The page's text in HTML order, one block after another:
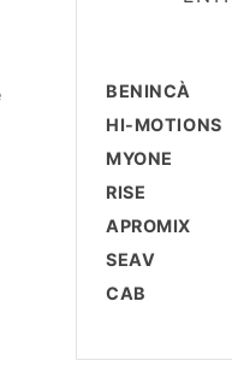
BENINCÀ
HI-MOTIONS
MYONE
RISE
APROMIX
SEAV
CAB